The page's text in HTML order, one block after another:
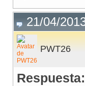
21/04/
PWT26